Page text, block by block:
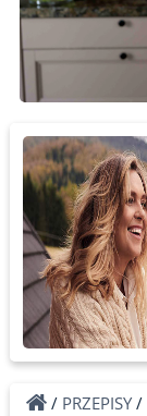
/ PRZEPISY/